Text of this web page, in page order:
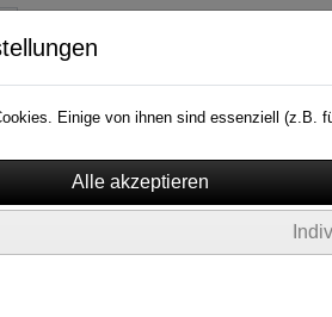
Einige von ihnen sind essenziell (z.B.